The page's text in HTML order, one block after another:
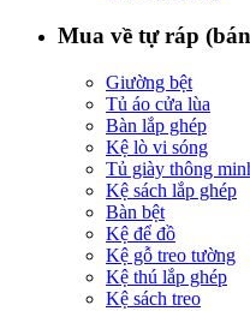
Mua về tự ráp
Giường bệt
Tủ áo cửa lùa
Bàn lắp ghép
Kệ lò vi sóng
Tủ giày thông
Kệ sách lắp ghép
Bàn bệt
Kệ để đồ
Kệ gỗ treo tường
Kệ thú lắp ghép
Kệ sách treo